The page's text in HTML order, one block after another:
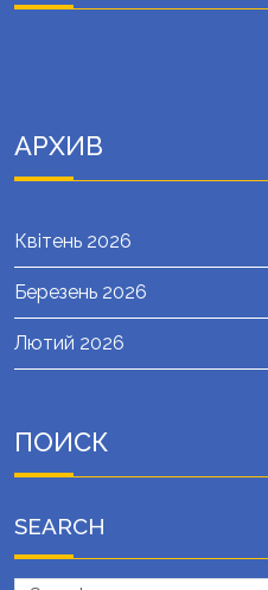
АРХИВ
Квітень 2026
Березень 2026
Лютий 2026
ПОИСК
SEARCH